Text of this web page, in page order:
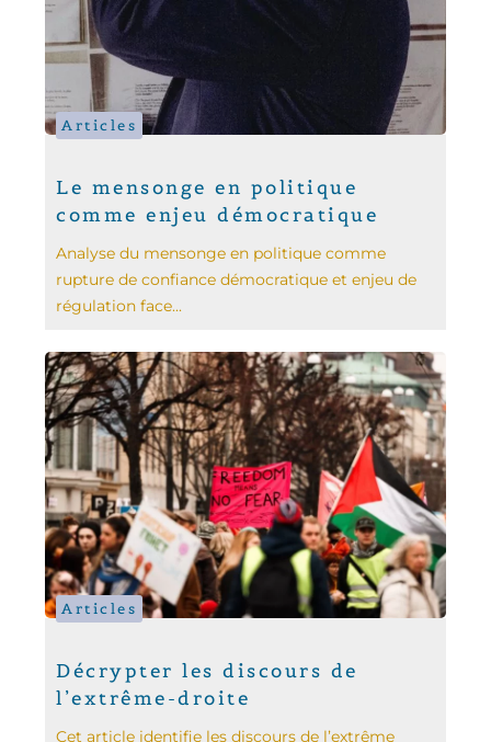
Articles
Le mensonge en politique
comme enjeu démocratique
Analyse du mensonge en politique comme
rupture de confiance démocratique et enjeu de
régulation face...
Articles
Décrypter les discours de
l’extrême-droite
Cet article identifie les discours de l’extrême